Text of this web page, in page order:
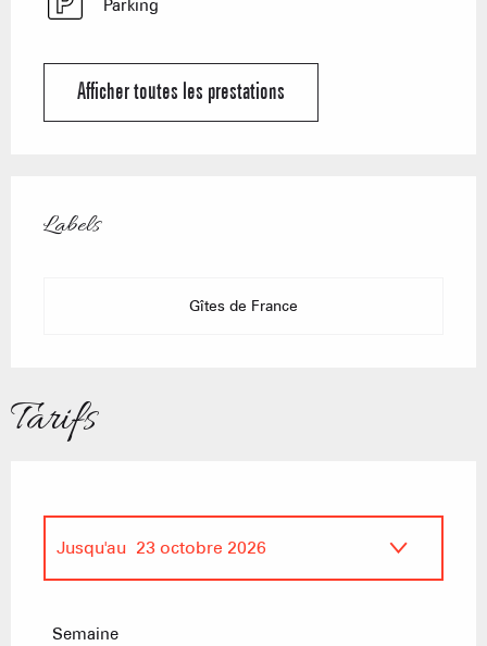
Parking
Afficher toutes les prestations
Labels
Labels
Gîtes de France
Tarifs
Jusqu'au 23 octobre 2026
Semaine